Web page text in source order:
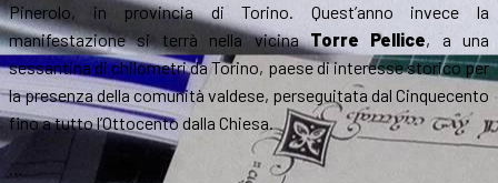
Pinerolo, in provincia di Torino. Quest’anno invece la
manifestazione si terrà nella vicinaTorre Pellice, a una
sessantina di chilometri da Torino, paese di interesse storico per
la presenza della comunità valdese, perseguitata dal Cinquecento
fino a tutto l’Ottocento dalla Chiesa.
…